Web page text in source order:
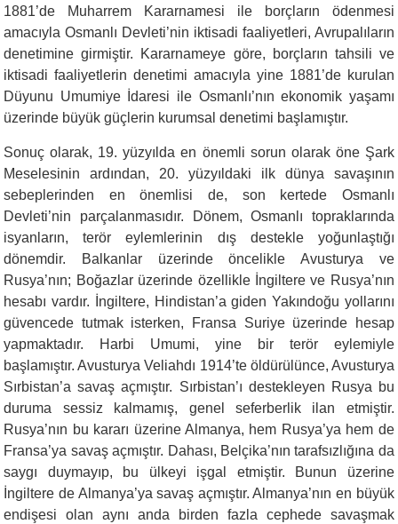
1881’de Muharrem Kararnamesi ile borçların ödenmesi
amacıyla Osmanlı Devleti’nin iktisadi faaliyetleri, Avrupalıların
denetimine girmiştir. Kararnameye göre, borçların tahsili ve
iktisadi faaliyetlerin denetimi amacıyla yine 1881’de kurulan
Düyunu Umumiye İdaresi ile Osmanlı’nın ekonomik yaşamı
üzerinde büyük güçlerin kurumsal denetimi başlamıştır.
Sonuç olarak, 19. yüzyılda en önemli sorun olarak öne Şark
Meselesinin ardından, 20. yüzyıldaki ilk dünya savaşının
sebeplerinden en önemlisi de, son kertede Osmanlı
Devleti’nin parçalanmasıdır. Dönem, Osmanlı topraklarında
isyanların, terör eylemlerinin dış destekle yoğunlaştığı
dönemdir. Balkanlar üzerinde öncelikle Avusturya ve
Rusya’nın; Boğazlar üzerinde özellikle İngiltere ve Rusya’nın
hesabı vardır. İngiltere, Hindistan’a giden Yakındoğu yollarını
güvencede tutmak isterken, Fransa Suriye üzerinde hesap
yapmaktadır. Harbi Umumi, yine bir terör eylemiyle
başlamıştır. Avusturya Veliahdı 1914’te öldürülünce, Avusturya
Sırbistan’a savaş açmıştır. Sırbistan’ı destekleyen Rusya bu
duruma sessiz kalmamış, genel seferberlik ilan etmiştir.
Rusya’nın bu kararı üzerine Almanya, hem Rusya’ya hem de
Fransa’ya savaş açmıştır. Dahası, Belçika’nın tarafsızlığına da
saygı duymayıp, bu ülkeyi işgal etmiştir. Bunun üzerine
İngiltere de Almanya’ya savaş açmıştır. Almanya’nın en büyük
endişesi olan aynı anda birden fazla cephede savaşmak